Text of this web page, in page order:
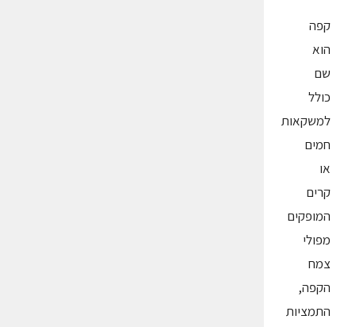
קפה
הוא
שם
כולל
למשקאות
חמים
או
קרים
המופקים
מפולי
צמח
הקפה,
התמציות